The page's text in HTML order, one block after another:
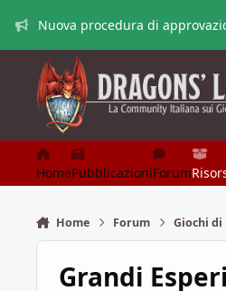
Nuova procedura di
HomePubblicazioniForum
Home Forum Giochi di
Grandi